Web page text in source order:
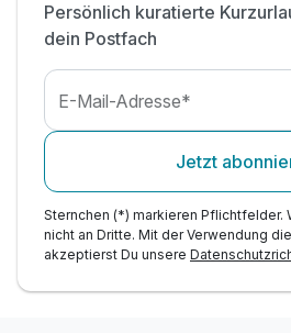
Persönlich kuratierte
dein Postfach
E-Mail-Adresse*
Jetzt
Sternchen (*) markieren Pflichtfelder.
nicht an Dritte. Mit der Verwendung
akzeptierst Du unsere